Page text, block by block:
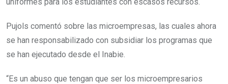
Pujols comentó sobre las microempresas, las cuales ahora
se han responsabilizado con subsidiar los programas que
se han ejecutado desde el Inabie.
“Es un abuso que tengan que ser los microempresarios